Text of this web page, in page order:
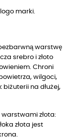
marki.
warstwę
srebro i złoto
Chroni
wilgoci,
na dłużej,
złota:
złota jest